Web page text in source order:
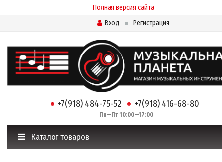
Полная версия сайта
Вход
Регистрация
+7(918) 484-75-52 +7(918) 416-68-80
Пн—Пт 10:00—17:00
Каталог товаров